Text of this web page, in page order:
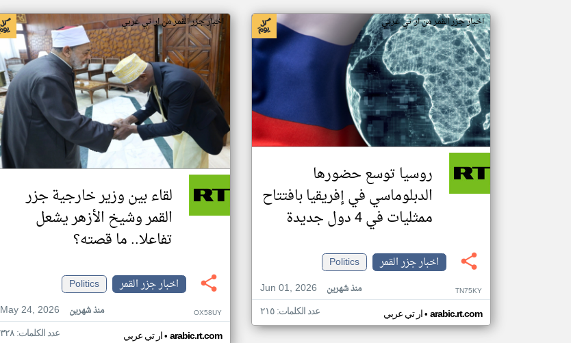
اخبار جزر القمر من ار تي عربي
روسيا توسع حضورها
الدبلوماسي في إفريقيا بافتتاح
ممثليات في 4 دول جديدة
اخبار جزر القمر
Politics
Jun 01, 2026
منذ شهرين TN75KY
ار تي عربي• arabic.rt.com عدد الكلمات: ٢١٥
اخبار جزر القمر من ار تي عربي
لقاء بين وزير خارجية جزر
القمر وشيخ الأزهر يشعل
تفاعلا.. ما قصته؟
اخبار جزر القمر
Politics
May 24, 2026
منذ شهرين OX58UY
ار تي عربي• arabic.rt.com عدد الكلمات: ٣٢٨